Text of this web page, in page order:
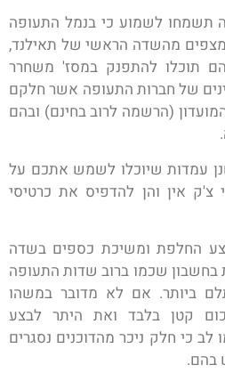
תשמחו לשמוע כי בנמל התעופה
מצפים מהשדה הראשי של תאילנד,
תוכלו להתפנק במסז' משחרר
של חברות התעופה אשר חלקם
(הרשמה לרוב בחינם) ובהם
עמדות שיוכלו לשמש אתכם על
אין והן להדפיס את כרטיסי
החלפת ומשיכת כספים בשדה
שכמו ברוב שדות התעופה
ביותר. אם לא מדובר במשהו
קטן בלבד ואת היתר לבצע
לב כי חלק ניכר מהדוכנים נסגרים
בהם.